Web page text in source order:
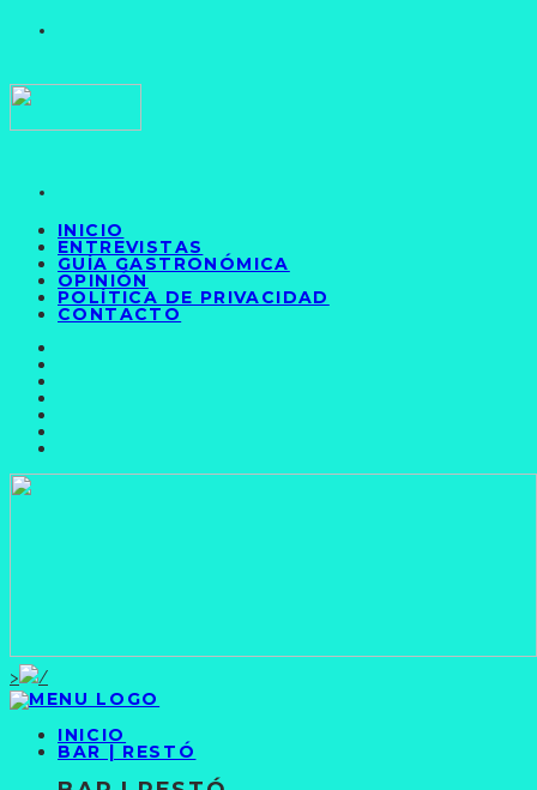
INICIO
ENTREVISTAS
GUÍA GASTRONÓMICA
OPINIÓN
POLÍTICA DE PRIVACIDAD
CONTACTO
>
INICIO
BAR | RESTÓ